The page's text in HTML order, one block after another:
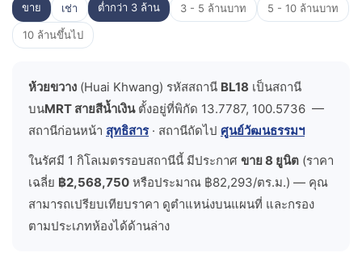
ขาย เช่า ต่ำกว่า 3 ล้าน 3 - 5 ล้านบาท 5 - 10 ล้านบาท
10 ล้านขึ้นไป
ห้วยขวาง (Huai Khwang) รหัสสถานี BL18 เป็นสถานี
บนMRT สายสีน้ำเงินตั้งอยู่ที่พิกัด 13.7787, 100.5736 —
สถานีก่อนหน้า สุทธิสาร· สถานีถัดไป ศูนย์วัฒนธรรมฯ
ในรัศมี 1 กิโลเมตรรอบสถานีนี้ มีประกาศ ขาย 8 ยูนิต (ราคา
เฉลี่ย ฿2,568,750 หรือประมาณ ฿82,293/ตร.ม.) — คุณ
สามารถเปรียบเทียบราคา ดูตำแหน่งบนแผนที่ และกรอง
ตามประเภทห้องได้ด้านล่าง